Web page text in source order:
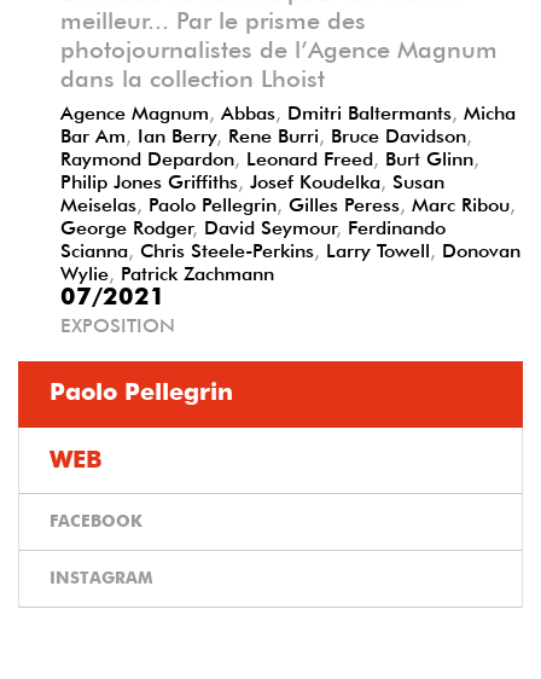
meilleur... Par le prisme des
photojournalistes de l’Agence Magnum
dans la collection Lhoist
Agence Magnum Abbas Dmitri Baltermants Micha
Bar Am Ian Berry, Rene Burri Bruce Davidson
Raymond Depardon Leonard Freed Burt Glinn
Philip Jones Griffiths Josef Koudelka Susan
Meiselas Paolo Pellegrin Gilles Peress Marc Ribou
George Rodger, David Seymour, Ferdinando
Scianna Chris Steele-Perkins Larry Towell Donovan
Wylie Patrick Zachmann
07/2021
EXPOSITION
Paolo Pellegrin
WEB
FACEBOOK
INSTAGRAM